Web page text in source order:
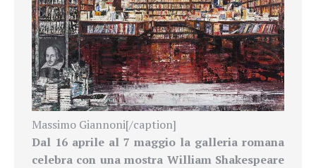
Massimo Giannoni[/caption]
Dal 16 aprile al 7 maggio la galleria romana
celebra con una mostra William Shakespeare